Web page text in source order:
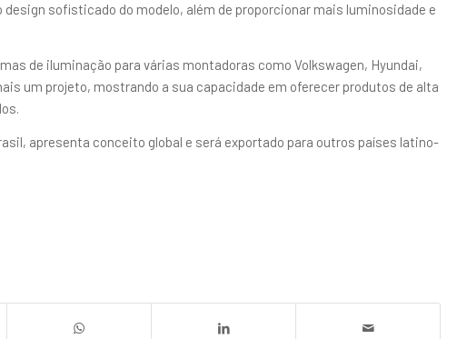
sofisticado do modelo, além de proporcionar mais luminosidade e
de iluminação para várias montadoras como Volkswagen, Hyundai,
um projeto, mostrando a sua capacidade em oferecer produtos de alta
apresenta conceito global e será exportado para outros países latino-